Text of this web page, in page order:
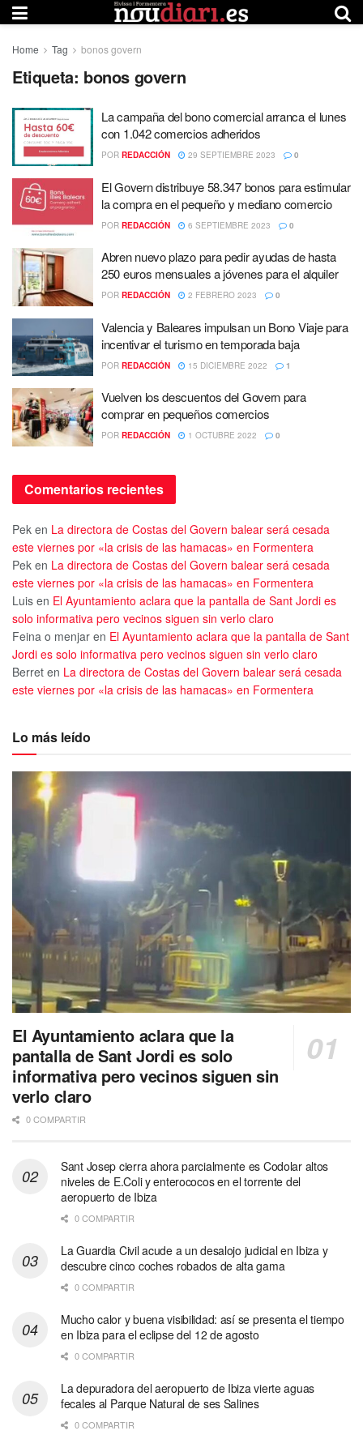
Home Tag bonos govern
Etiqueta: bonos govern
La campaña del bono comercial arranca el lunes
con 1.042 comercios adheridos
POR REDACCIÓN 29 SEPTIEMBRE 2023 0
El Govern distribuye 58.347 bonos para estimular
la compra en el pequeño y mediano comercio
POR REDACCIÓN 6 SEPTIEMBRE 2023 0
Abren nuevo plazo para pedir ayudas de hasta
250 euros mensuales a jóvenes para el alquiler
POR REDACCIÓN 2 FEBRERO 2023 0
Valencia y Baleares impulsan un Bono Viaje para
incentivar el turismo en temporada baja
POR REDACCIÓN 15 DICIEMBRE 2022 1
Vuelven los descuentos del Govern para
comprar en pequeños comercios
POR REDACCIÓN 1 OCTUBRE 2022 0
Comentarios recientes
Pek en La directora de Costas del Govern balear será cesada
este viernes por «la crisis de las hamacas» en Formentera
Pek en La directora de Costas del Govern balear será cesada
este viernes por «la crisis de las hamacas» en Formentera
Luis en El Ayuntamiento aclara que la pantalla de Sant Jordi es
solo informativa pero vecinos siguen sin verlo claro
Feina o menjar en El Ayuntamiento aclara que la pantalla de Sant
Jordi es solo informativa pero vecinos siguen sin verlo claro
Berret en La directora de Costas del Govern balear será cesada
este viernes por «la crisis de las hamacas» en Formentera
Lo más leído
El Ayuntamiento aclara que la
pantalla de Sant Jordi es solo
informativa pero vecinos siguen sin
verlo claro
0 COMPARTIR
Sant Josep cierra ahora parcialmente es Codolar altos
niveles de E.Coli y enterococos en el torrente del
aeropuerto de Ibiza
0 COMPARTIR
La Guardia Civil acude a un desalojo judicial en Ibiza y
descubre cinco coches robados de alta gama
0 COMPARTIR
Mucho calor y buena visibilidad: así se presenta el tiempo
en Ibiza para el eclipse del 12 de agosto
0 COMPARTIR
La depuradora del aeropuerto de Ibiza vierte aguas
fecales al Parque Natural de ses Salines
0 COMPARTIR